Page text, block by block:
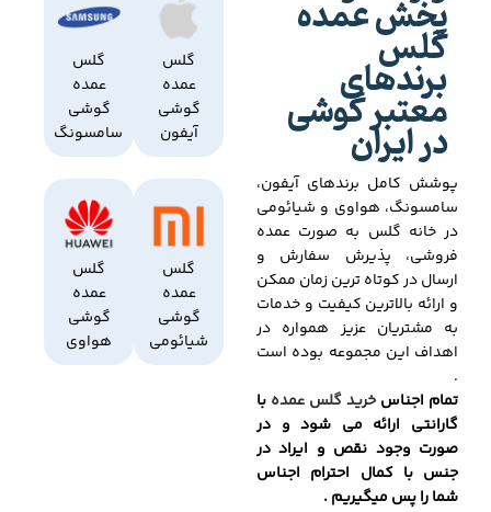
پخش عمده
گلس
برندهای
معتبر گوشی
در ایران
پوشش کامل برندهای آیفون،
سامسونگ، هواوی و شیائومی
در خانه گلس به صورت عمده
فروشی، پذیرش سفارش و
ارسال در کوتاه ترین زمان ممکن
و ارائه بالاترین کیفیت و خدمات
به مشتریان عزیز همواره در
اهداف این مجموعه بوده است
.
تمام اجناسخرید گلس عمده با
گارانتی ارائه می شود و در
صورت وجود نقص و ایراد در
جنس با کمال احترام اجناس
شما را پس میگیریم .
گلس
عمده
گوشی
آیفون
گلس
عمده
گوشی
سامسونگ
گلس
عمده
گوشی
شیائومی
گلس
عمده
گوشی
هواوی